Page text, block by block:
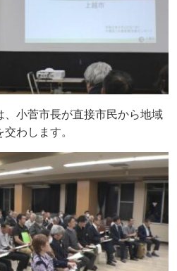
小菅市長が直接市民から地域
わします。